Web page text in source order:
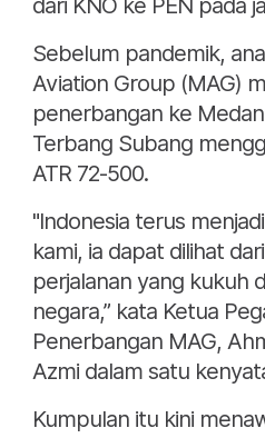
dari KNO ke PEN pada
Sebelum pandemik,
Aviation Group (MAG)
penerbangan ke
Terbang Subang
ATR 72-500.
"Indonesia terus
kami, ia dapat dilihat
perjalanan yang kukuh
negara,” kata Ketua
Penerbangan MAG,
Azmi dalam satu
Kumpulan itu kini